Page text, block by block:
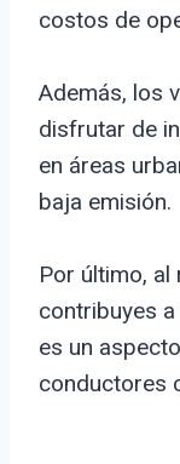
costos de
Además, los
disfrutar de
en áreas
baja emisión.
Por último, al
contribuyes
es un
conductores